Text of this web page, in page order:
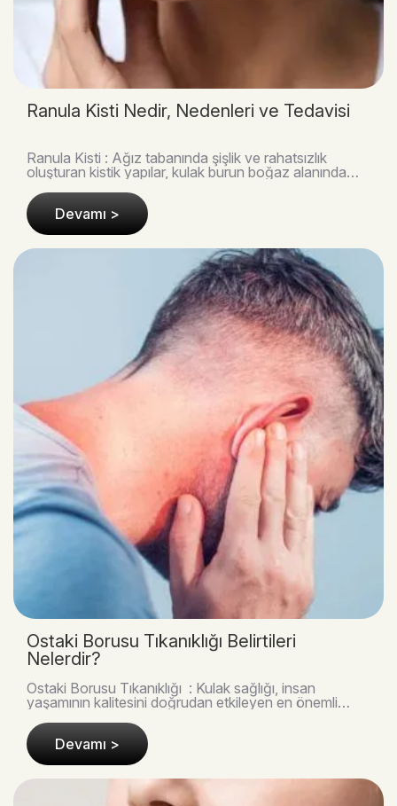
Ranula Kisti Nedir, Nedenleri ve Tedavisi
Ranula Kisti : Ağız tabanında şişlik ve rahatsızlık
oluşturan kistik yapılar, kulak burun boğaz alanında
Devamı >
Östaki Borusu Tıkanıklığı Belirtileri
Nelerdir?
Östaki Borusu Tıkanıklığı : Kulak sağlığı, insan
yaşamının kalitesini doğrudan etkileyen en önemli
Devamı >